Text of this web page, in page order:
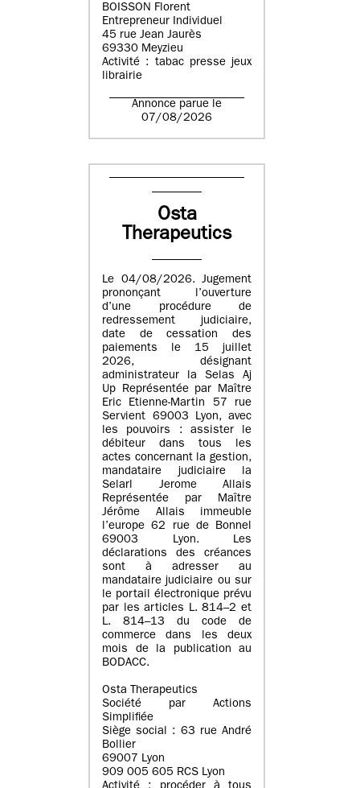
BOISSON Florent
Entrepreneur Individuel
45 rue Jean Jaurès
69330 Meyzieu
Activité : tabac presse jeux
librairie
Annonce parue le
07/08/2026
Osta
Therapeutics
Le 04/08/2026. Jugement
prononçant l’ouverture
d’une procédure de
redressement judiciaire,
date de cessation des
paiements le 15 juillet
2026, désignant
administrateur la Selas Aj
Up Représentée par Maître
Eric Etienne-Martin 57 rue
Servient 69003 Lyon, avec
les pouvoirs : assister le
débiteur dans tous les
actes concernant la gestion,
mandataire judiciaire la
Selarl Jerome Allais
Représentée par Maître
Jérôme Allais immeuble
l’europe 62 rue de Bonnel
69003 Lyon. Les
déclarations des créances
sont à adresser au
mandataire judiciaire ou sur
le portail électronique prévu
par les articles L. 814–2 et
L. 814–13 du code de
commerce dans les deux
mois de la publication au
BODACC.
Osta Therapeutics
Société par Actions
Simplifiée
Siège social : 63 rue André
Bollier
69007 Lyon
909 005 605 RCS Lyon